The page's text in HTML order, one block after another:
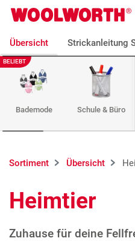
Zum Hauptinhalt
Woolworth GmbH
Übersicht Strickanleitung
BELIEBT
Bademode Schule & Büro
Sortiment Übersicht
Heimtier
Zuhause für deine